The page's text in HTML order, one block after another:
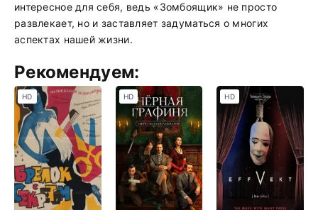
интересное для себя, ведь «Зомбоящик» не просто
развлекает, но и заставляет задуматься о многих
аспектах нашей жизни.
Рекомендуем:
HD HD HD